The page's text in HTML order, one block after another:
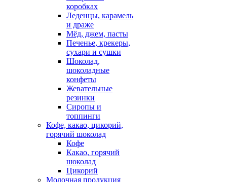
коробках
Леденцы, карамель
и драже
Мёд, джем, пасты
Печенье, крекеры,
сухари и сушки
Шоколад,
шоколадные
конфеты
Жевательные
резинки
Сиропы и
топпинги
Кофе, какао, цикорий,
горячий шоколад
Кофе
Какао, горячий
шоколад
Цикорий
Молочная продукция